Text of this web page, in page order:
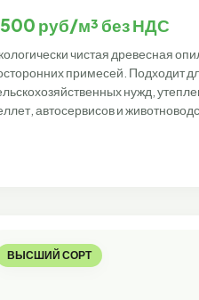
500 руб/м³ без НДС
чистая древесная
примесей. Подходит
нужд,
автосервисов и
ВЫСШИЙ СОРТ